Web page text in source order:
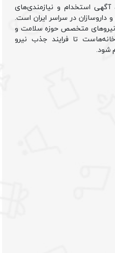
آگهی استخدام و نیازمندی‌های
داروسازان در سراسر ایران است.
متخصص حوزه سلامت و
تا فرایند جذب نیرو
شود.